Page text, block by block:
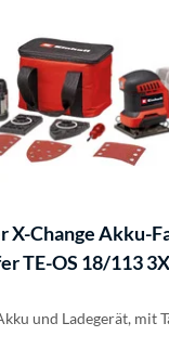
X-Change Akku-
TE-OS 18/113
und Ladegerät, mit